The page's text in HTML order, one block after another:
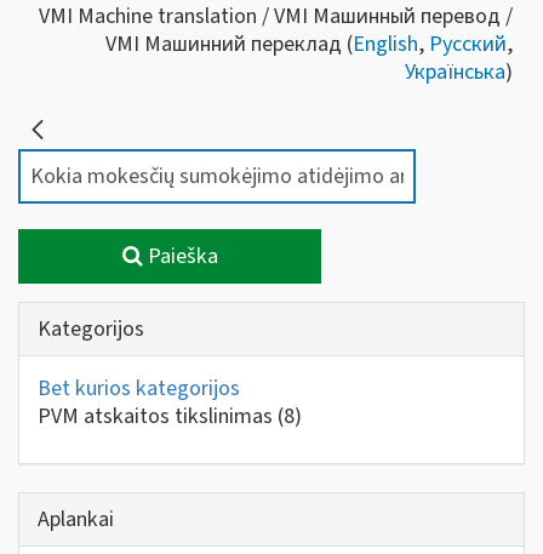
VMI Machine translation / VMI Машинный перевод /
VMI Машинний переклад (English, Русский,
Українська)
Paieška
Kategorijos
Bet kurios kategorijos
PVM atskaitos tikslinimas (8)
Aplankai